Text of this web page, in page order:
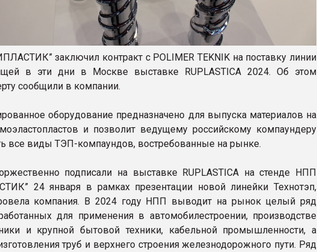
заключил контракт с POLIMER TEKNIK на поставку линии
в эти дни в Москве выставке RUPLASTICA 2024. Об этом
сообщили в компании.
оборудование предназначено для выпуска материалов на
и позволит ведущему российскому компаундеру
все виды ТЭП-компаундов, востребованные на рынке.
подписали на выставке RUPLASTICA на стенде НПП
24 января в рамках презентации новой линейки Технотэп,
компания. В 2024 году НПП выводит на рынок целый ряд
для применения в автомобилестроении, производстве
и крупной бытовой техники, кабельной промышленности, а
труб и верхнего строения железнодорожного пути. Ряд